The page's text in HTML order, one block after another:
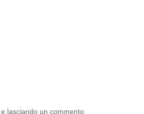
lasciando un commento